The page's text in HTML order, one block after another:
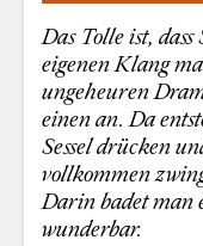
Das Tolle ist,
eigenen Klang
ungeheuren
einen an. Da
Sessel drücken
vollkommen
Darin badet man
wunderbar.